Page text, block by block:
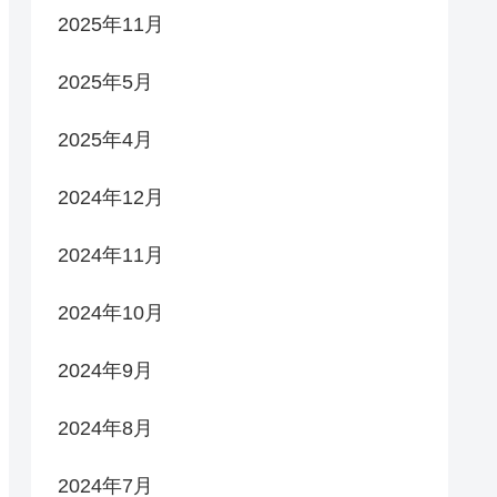
2025年11月
2025年5月
2025年4月
2024年12月
2024年11月
2024年10月
2024年9月
2024年8月
2024年7月